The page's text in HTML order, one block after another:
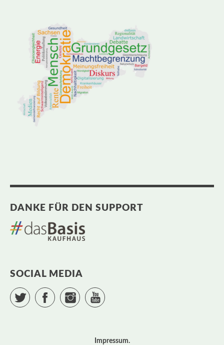
DANKE FÜR DEN SUPPORT
SOCIAL MEDIA
Twitter Facebook Instagram
Impressum